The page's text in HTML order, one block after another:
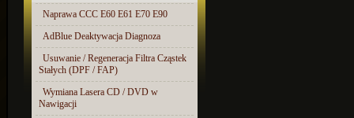
Naprawa CCC E60 E61 E70 E90
AdBlue Deaktywacja Diagnoza
Usuwanie / Regeneracja Filtra Cząstek
Stałych (DPF / FAP)
Wymiana Lasera CD / DVD w
Nawigacji